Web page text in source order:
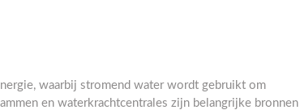
waarbij stromend water wordt gebruikt om
en waterkrachtcentrales zijn belangrijke bronnen